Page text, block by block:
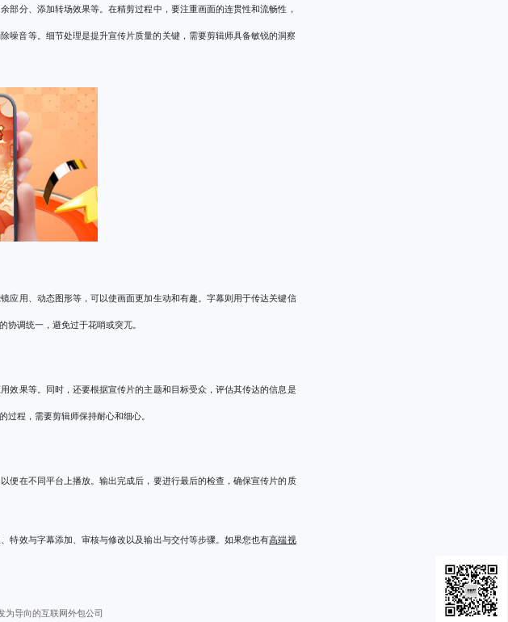
分、添加转场效果等。在精剪过程中，要注重画面的连贯性和流畅性，
噪音等。细节处理是提升宣传片质量的关键，需要剪辑师具备敏锐的洞察
应用、动态图形等，可以使画面更加生动和有趣。字幕则用于传达关键信
调统一，避免过于花哨或突兀。
效果等。同时，还要根据宣传片的主题和目标受众，评估其传达的信息是
程，需要剪辑师保持耐心和细心。
便在不同平台上播放。输出完成后，要进行最后的检查，确保宣传片的质
特效与字幕添加、审核与修改以及输出与交付等步骤。如果您也有高端视
为导向的互联网外包公司